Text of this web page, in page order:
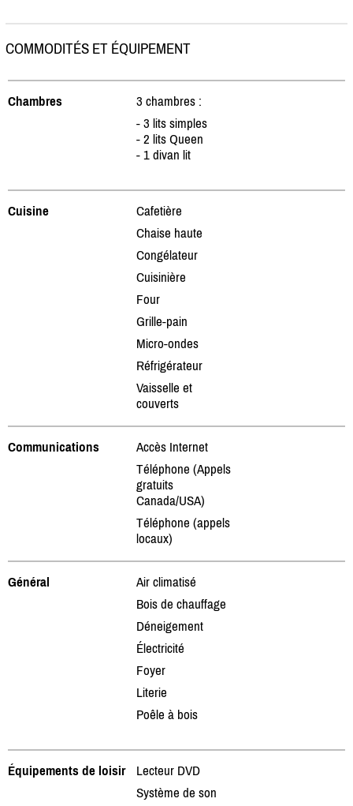
COMMODITÉS ET ÉQUIPEMENT
Chambres
3 chambres :
- 3 lits simples
- 2 lits Queen
- 1 divan lit
Cuisine
Cafetière
Chaise haute
Congélateur
Cuisinière
Four
Grille-pain
Micro-ondes
Réfrigérateur
Vaisselle et
couverts
Communications
Accès Internet
Téléphone (Appels
gratuits
Canada/USA)
Téléphone (appels
locaux)
Général
Air climatisé
Bois de chauffage
Déneigement
Électricité
Foyer
Literie
Poêle à bois
Équipements de loisir
Lecteur DVD
Système de son